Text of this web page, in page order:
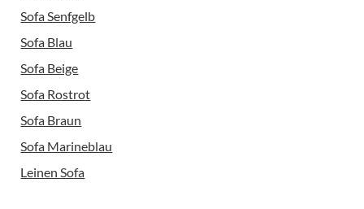
Sofa Senfgelb
Sofa Blau
Sofa Beige
Sofa Rostrot
Sofa Braun
Sofa Marineblau
Leinen Sofa